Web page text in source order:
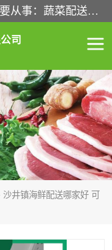
东莞市康隆膳食管理有限公司主要从事：蔬菜配送、食堂承包、企业工厂食堂承包、机关单位食堂承包、调味品配送、粮油配送、干货配送、副食配送、水果配送、海鲜配送等业务，东莞蔬菜配送电话，咨询在线客服。
司
沙井镇海鲜配送哪家好 可
配送
配送
配送
工厂食堂承包